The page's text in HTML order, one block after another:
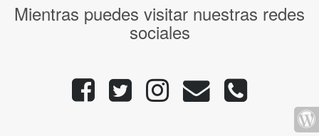
Mientras puedes visitar nuestras redes
sociales